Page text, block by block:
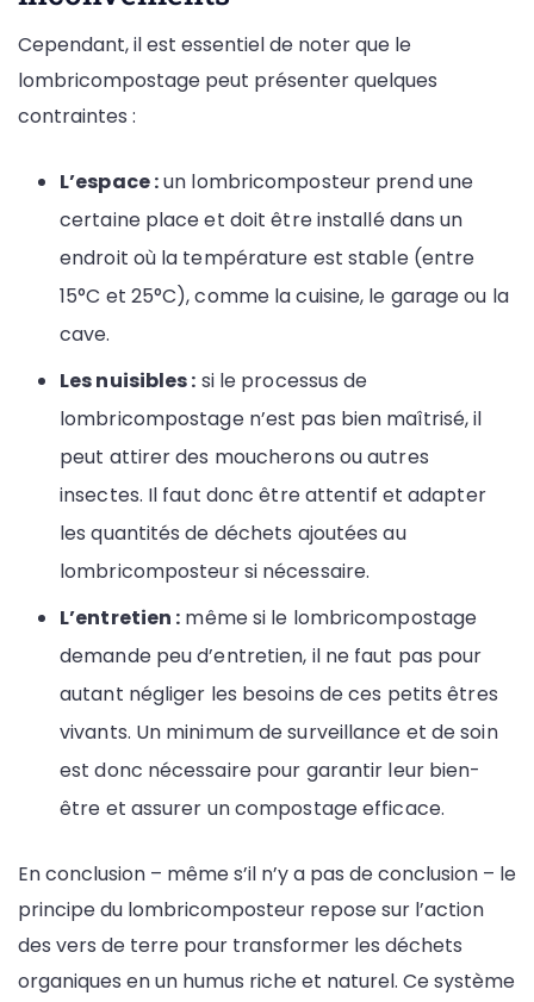
Cependant, il est essentiel de noter que le
lombricompostage peut présenter quelques
contraintes :
L’espace :un lombricomposteur prend une
certaine place et doit être installé dans un
endroit où la température est stable (entre
15°C et 25°C), comme la cuisine, le garage ou la
cave.
Les nuisibles : si le processus de
lombricompostage n’est pas bien maîtrisé, il
peut attirer des moucherons ou autres
insectes. Il faut donc être attentif et adapter
les quantités de déchets ajoutées au
lombricomposteur si nécessaire.
L’entretien : même si le lombricompostage
demande peu d’entretien, il ne faut pas pour
autant négliger les besoins de ces petits êtres
vivants. Un minimum de surveillance et de soin
est donc nécessaire pour garantir leur bien-
être et assurer un compostage efficace.
En conclusion – même s’il n’y a pas de conclusion – le
principe du lombricomposteur repose sur l’action
des vers de terre pour transformer les déchets
organiques en un humus riche et naturel. Ce système